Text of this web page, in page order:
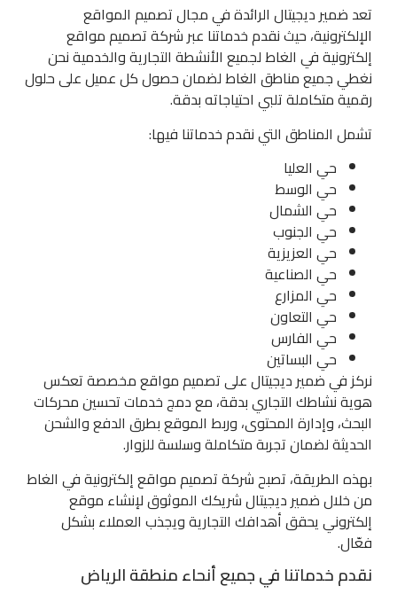
تعد ضمير ديجيتال الرائدة في مجال تصميم المواقع
الإلكترونية، حيث نقدم خدماتنا عبر شركة تصميم مواقع
إلكترونية في الغاط لجميع الأنشطة التجارية والخدمية نحن
نغطي جميع مناطق الغاط لضمان حصول كل عميل على حلول
رقمية متكاملة تلبي احتياجاته بدقة.
تشمل المناطق التي نقدم خدماتنا فيها:
حي العليا
حي الوسط
حي الشمال
حي الجنوب
حي العزيزية
حي الصناعية
حي المزارع
حي التعاون
حي الفارس
حي البساتين
نركز في ضمير ديجيتال على تصميم مواقع مخصصة تعكس
هوية نشاطك التجاري بدقة، مع دمج خدمات تحسين محركات
البحث، وإدارة المحتوى، وربط الموقع بطرق الدفع والشحن
الحديثة لضمان تجربة متكاملة وسلسة للزوار.
بهذه الطريقة، تصبح شركة تصميم مواقع إلكترونية في الغاط
من خلال ضمير ديجيتال شريكك الموثوق لإنشاء موقع
إلكتروني يحقق أهدافك التجارية ويجذب العملاء بشكل
فعّال.
نقدم خدماتنا في جميع أنحاء منطقة الرياض